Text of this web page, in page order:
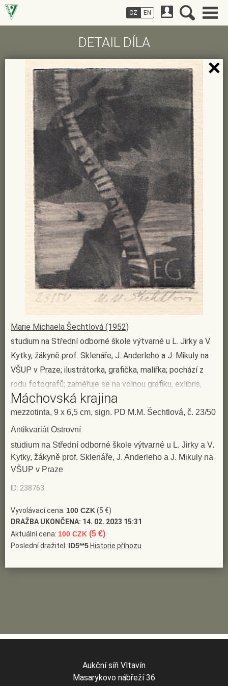
DETAIL DÍLA
Marie Michaela Šechtlová (1952)
studium na Střední odborné škole výtvarné u L. Jirky a V.
Kytky, žákyně prof. Sklenáře, J. Anderleho a J. Mikuly na
VŠUP v Praze; ilustrátorka, grafička, malířka; pochází z
rodu fotografů; zaměřuje se na volnou grafiku, exlibris,
kresbu, knižní ilustraci, malbu a počítačovou grafiku; tvoří
v duchu lyrismu, s důrazem na detail a vystižení
nenávratného okamžiku; z grafických technik si oblíbila
mezzotintu, akvatintu, slepotisk, lept; náměty čerpá z
jihočeské krajiny, přírody, literatury, hudby a divadla;
spolupracuje s několika nakladatelstvími, např. vytvořila
pro Supraphon učebnici hudební výchovy pro lidové školy
počítačovou grafiku (RM systém Tábor, Česká obchodní
banka Strakonice ad); zastoupena ve sbírkách NG v Praze,
AJG v Hluboké nad Vltavou, GVU v Havlíčkově Brodě, GVU
českých a slovenských výtvarných umělců 1950 - 2006,
Máchovská krajina
mezzotinta, 9 x 6,5 cm, sign. PD M.M. Šechtlová, č. 23/50
Antikvariát Ostrovní
studium na Střední odborné škole výtvarné u L. Jirky a V.
Kytky, žákyně prof. Sklenáře, J. Anderleho a J. Mikuly na
VŠUP v Praze
ID: 238763
Vyvolávací cena: 100 CZK(5 €)
DRAŽBA UKONČENA: 14. 02. 2023 15:31
Aktuální cena: 100 CZK (5 €)
Poslední dražitel: ID5**5 Historie příhozu
CZ EN
Aukční síň Vltavín
Masarykovo nábřeží 36